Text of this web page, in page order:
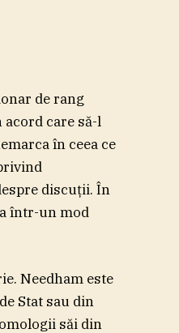
de rang
care să-l
în ceea ce
discuţii. În
într-un mod
Needham este
Stat sau din
săi din